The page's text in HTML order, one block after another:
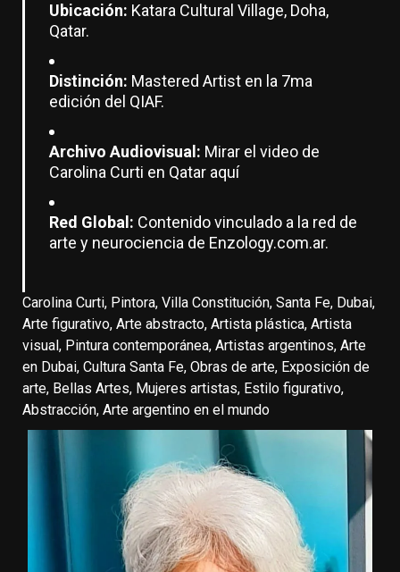
Ubicación: Katara Cultural Village, Doha,
Qatar.
Distinción: Mastered Artist en la 7ma
edición del QIAF.
Archivo Audiovisual: Mirar el video de
Carolina Curti en Qatar aquí
Red Global: Contenido vinculado a la red de
arte y neurociencia de Enzology.com.ar.
Carolina Curti, Pintora, Villa Constitución, Santa Fe, Dubai,
Arte figurativo, Arte abstracto, Artista plástica, Artista
visual, Pintura contemporánea, Artistas argentinos, Arte
en Dubai, Cultura Santa Fe, Obras de arte, Exposición de
arte, Bellas Artes, Mujeres artistas, Estilo figurativo,
Abstracción, Arte argentino en el mundo